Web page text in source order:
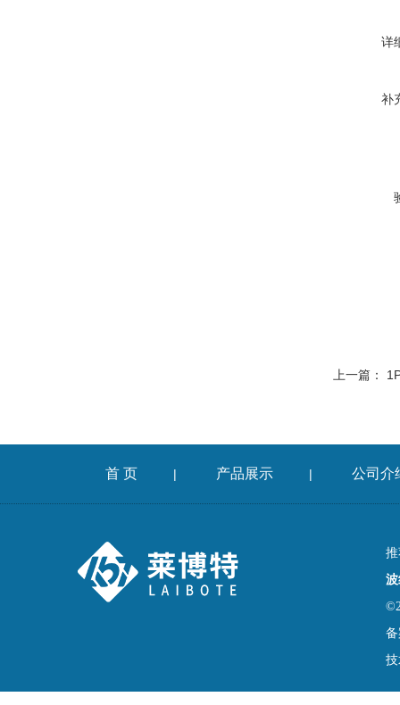
详
补
上一篇：
首 页 | 产品展示 | 公司介
备